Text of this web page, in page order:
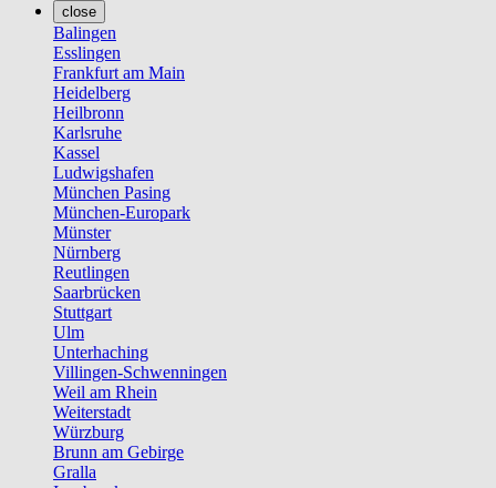
close
Balingen
Esslingen
Frankfurt am Main
Heidelberg
Heilbronn
Karlsruhe
Kassel
Ludwigshafen
München Pasing
München-Europark
Münster
Nürnberg
Reutlingen
Saarbrücken
Stuttgart
Ulm
Unterhaching
Villingen-Schwenningen
Weil am Rhein
Weiterstadt
Würzburg
Brunn am Gebirge
Gralla